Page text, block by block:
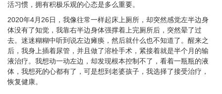
活习惯，拥有积极乐观的心态是多么重要。
2020年4月26日，我像往常一样起床上厕所，却突然感觉左半边身
体没有了知觉，我靠右半边身体强撑着上完厕所后，突然晕了过
去。迷迷糊糊中听到说左边瘫痪，然后就什么也不知道了。醒来之
后，我身上插着尿管，并且做了溶栓手术，紧接着就是半个月的输
液治疗。我想动一动左边，却发现根本控制不了，看着一瓶瓶的液
体，我想死的心都有了，可是想到老婆孩子，我选择了接受治疗，
恢复健康。